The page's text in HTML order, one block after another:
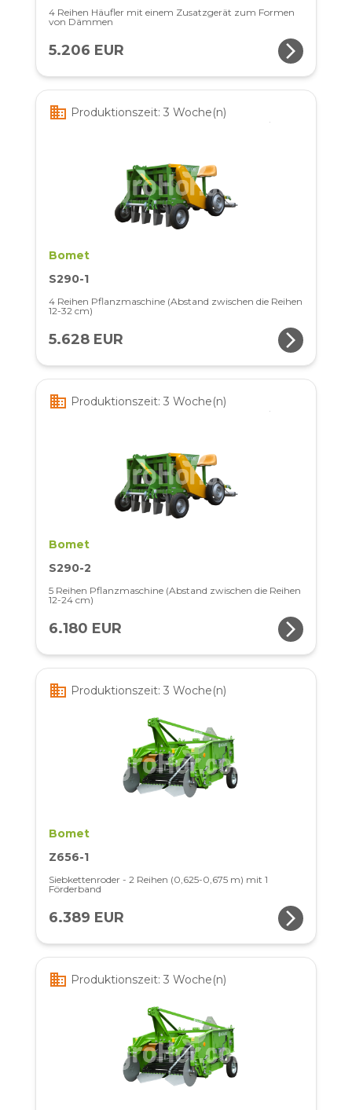
4 Reihen Häufler mit einem Zusatzgerät zum Formen
von Dämmen
5.206 EUR arrow_forward_ios
business Produktionszeit: 3 Woche(n)
Bomet
S290-1
4 Reihen Pflanzmaschine (Abstand zwischen die Reihen
12-32 cm)
5.628 EUR arrow_forward_ios
business Produktionszeit: 3 Woche(n)
Bomet
S290-2
5 Reihen Pflanzmaschine (Abstand zwischen die Reihen
12-24 cm)
6.180 EUR arrow_forward_ios
business Produktionszeit: 3 Woche(n)
Bomet
Z656-1
Siebkettenroder - 2 Reihen (0,625-0,675 m) mit 1
Förderband
6.389 EUR arrow_forward_ios
business Produktionszeit: 3 Woche(n)